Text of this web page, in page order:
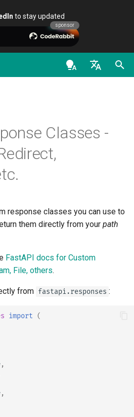
to stay updated
sponsor
es - español
hi - हिन्दी
ja - 日本語
pt - português
tr - Türkçe
uk - українська мова
zh - 简体中文
查询参数模型
请求体 - 字段
请求体 - 嵌套模型
声明请求示例数据
流式数据
响应 Cookies
响应头
关于 FastAPI 版本
服务器工作进程（
- 使用 Uvicorn 的多工作进
容器中的 FastAPI - Docker
通用 - 如何操作 - 诀窍
GraphQL
自定义 Request 和
扩展 OpenAPI
OpenAPI JSON Schema
源
配置 Swagger UI
Classes -
response classes you can use to
them directly from your path
FastAPI docs for Custom
File, others.
from fastapi.responses :
import (
,
,